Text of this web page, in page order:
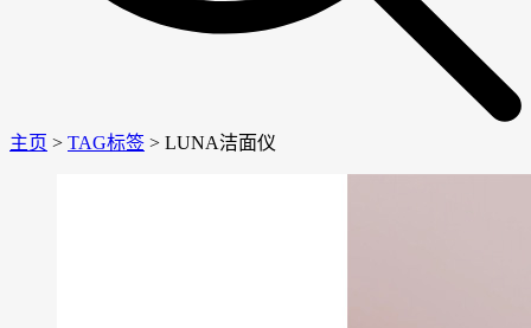
主页 > TAG标签 > LUNA洁面仪